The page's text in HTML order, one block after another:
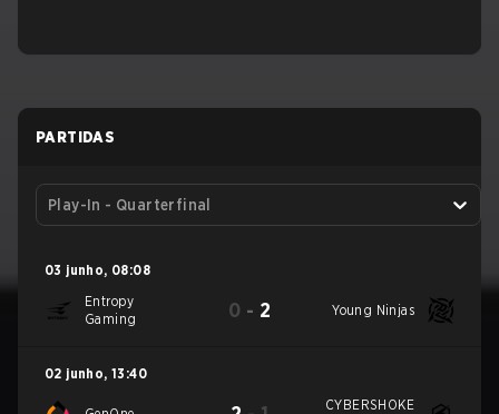
PARTIDAS
Play-In - Quarterfinal
03 junho, 08:08
Entropy
Gaming
0 - 2 Young Ninjas
02 junho, 13:40
CYBERSHOKE